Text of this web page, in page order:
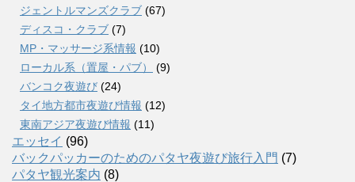
ジェントルマンズクラブ (67)
ディスコ・クラブ (7)
MP・マッサージ系情報 (10)
ローカル系（置屋・パブ）
(9)
バンコク夜遊び (24)
タイ地方都市夜遊び情報 (12)
東南アジア夜遊び情報 (11)
エッセイ (96)
バックパッカーのためのパタヤ夜遊び旅行入門 (7)
パタヤ観光案内 (8)